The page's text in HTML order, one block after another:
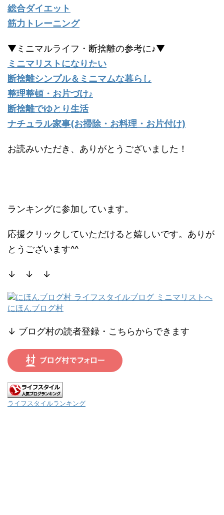
総合ダイエット
筋力トレーニング
▼ミニマルライフ・断捨離の参考に♪▼
ミニマリストになりたい
断捨離シンプル＆ミニマムな暮らし
整理整頓・お片づけ♪
断捨離でゆとり生活
ナチュラル家事(お掃除・お料理・お片付け)
お読みいただき、ありがとうございました！
ランキングに参加しています。
応援クリックしていただけると嬉しいです。ありが
とうございます^^
↓ ↓ ↓
にほんブログ村
↓ ブログ村の読者登録・こちらからできます
ライフスタイルランキング